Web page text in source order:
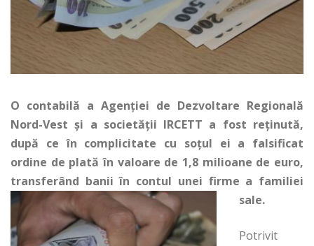
O contabilă a Agenţiei de Dezvoltare Regională
Nord-Vest şi a societăţii IRCETT a fost reţinută,
după ce în complicitate cu soţul ei a falsificat
ordine de plată în valoare de 1,8 milioane de euro,
transferând banii în contul unei firme a familiei
sale.
Potrivit